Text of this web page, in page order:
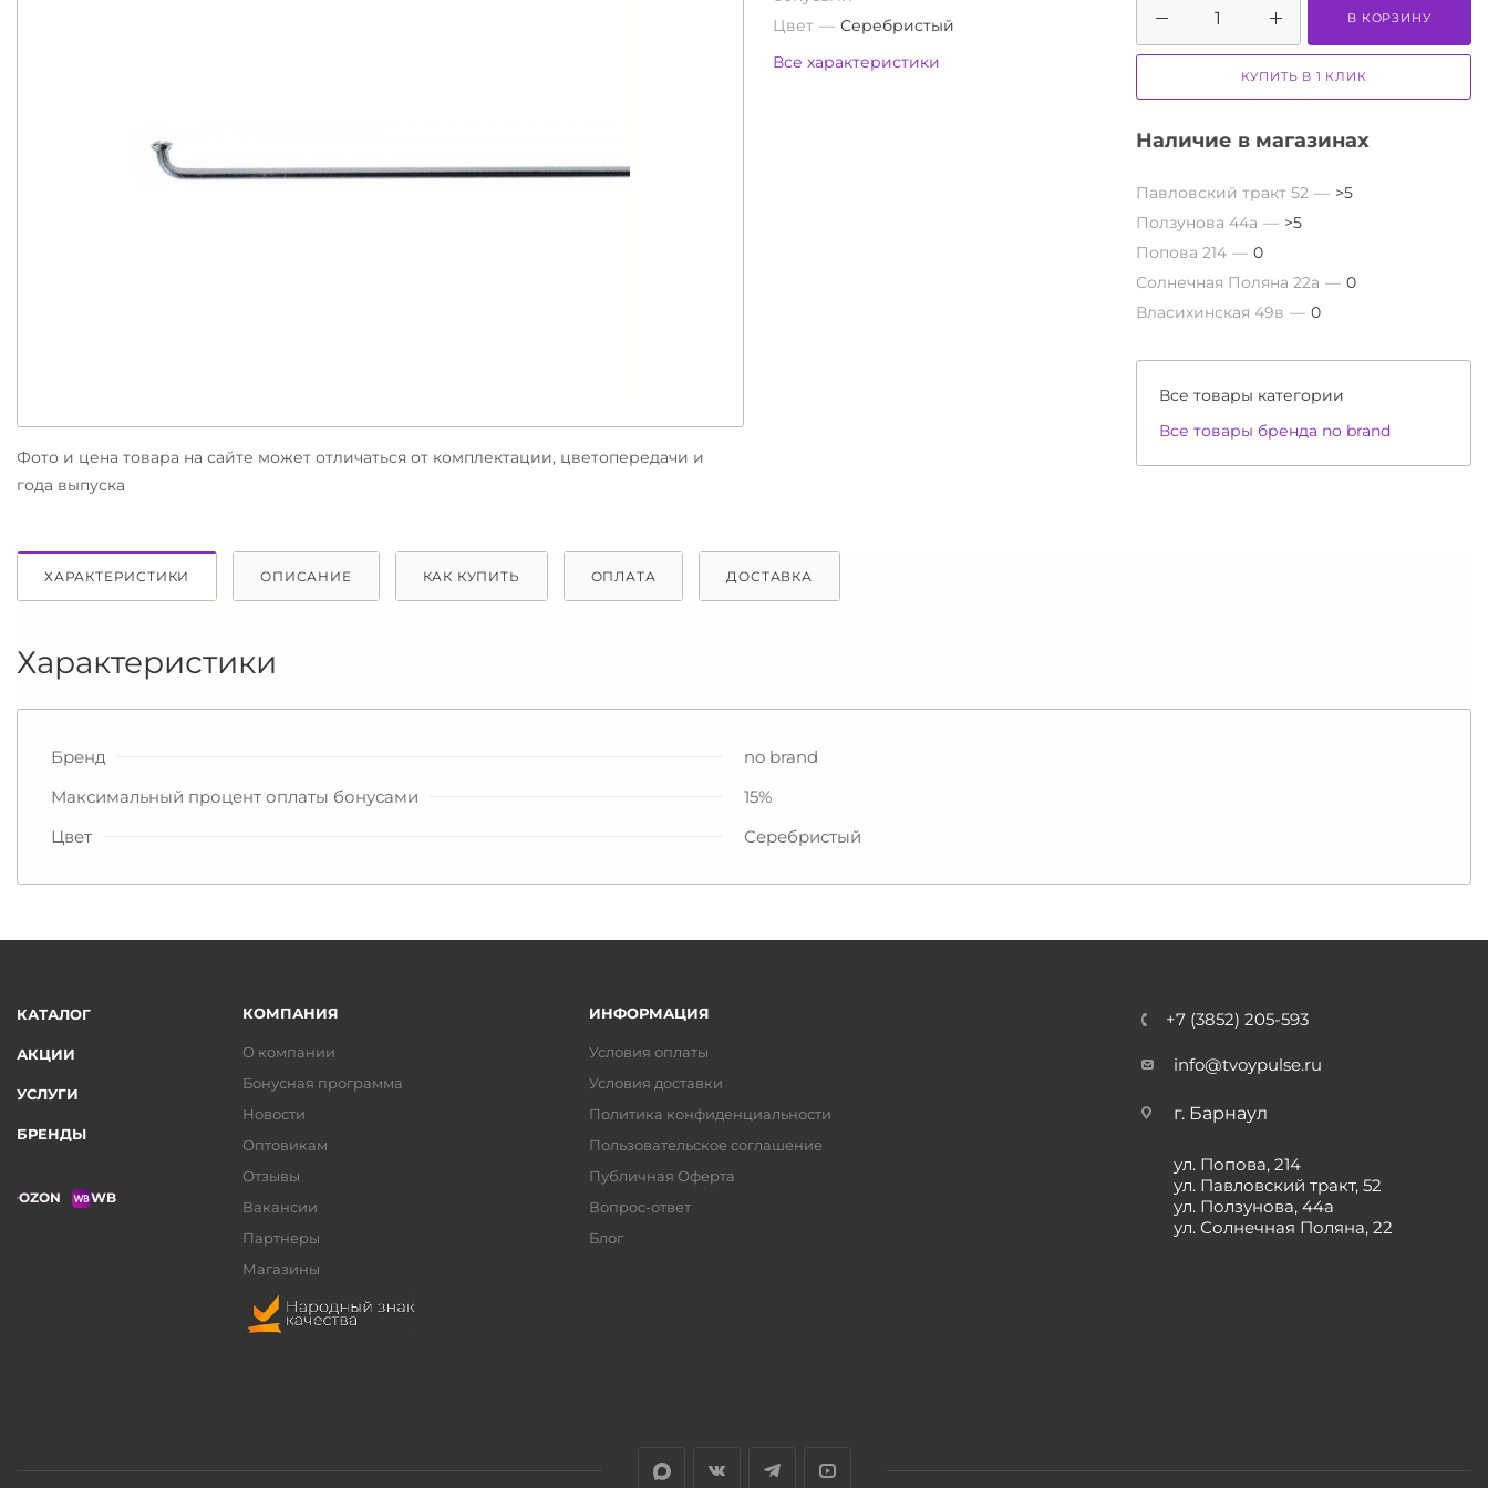
Фото и цена товара на сайте может отличаться от комплектации, цветопередачи и
года выпуска
Цвет
Серебристый
Все характеристики
В КОРЗИНУ
КУПИТЬ В 1 КЛИК
Наличие в магазинах
Павловский тракт 52
>5
Ползунова 44а
>5
Попова 214
0
Солнечная Поляна 22а
0
Власихинская 49в
0
Все товары категории
Все товары бренда no brand
ХАРАКТЕРИСТИКИ ОПИСАНИЕ КАК КУПИТЬ ОПЛАТА ДОСТАВКА
Характеристики
Бренд
no brand
Максимальный процент оплаты бонусами
15%
Цвет
Серебристый
КАТАЛОГ
АКЦИИ
УСЛУГИ
БРЕНДЫ
OZON WB
КОМПАНИЯ
О компании
Бонусная программа
Новости
Оптовикам
Отзывы
Вакансии
Партнеры
Магазины
ИНФОРМАЦИЯ
Условия оплаты
Условия доставки
Политика конфиденциальности
Пользовательское соглашение
Публичная Оферта
Вопрос-ответ
Блог
+7 (3852) 205-593
info@tvoypulse.ru
г. Барнаул
ул. Попова, 214
ул. Павловский тракт, 52
ул. Ползунова, 44а
ул. Солнечная Поляна, 22